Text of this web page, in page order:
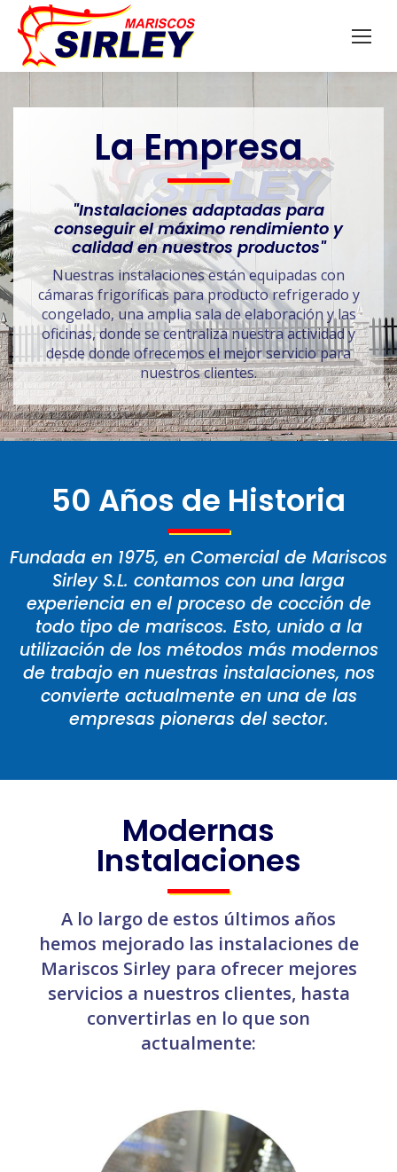
La Empresa
"Instalaciones adaptadas para
conseguir el máximo rendimiento y
calidad en nuestros productos"
Nuestras instalaciones están equipadas con
cámaras frigoríficas para producto refrigerado y
congelado, una amplia sala de elaboración y las
oficinas, donde se centraliza nuestra actividad y
desde donde ofrecemos el mejor servicio para
nuestros clientes.
50 Años de Historia
Fundada en 1975, en Comercial de Mariscos
Sirley S.L. contamos con una larga
experiencia en el proceso de cocción de
todo tipo de mariscos. Esto, unido a la
utilización de los métodos más modernos
de trabajo en nuestras instalaciones, nos
convierte actualmente en una de las
empresas pioneras del sector.
Modernas
Instalaciones
A lo largo de estos últimos años
hemos mejorado las instalaciones de
Mariscos Sirley para ofrecer mejores
servicios a nuestros clientes, hasta
convertirlas en lo que son
actualmente: